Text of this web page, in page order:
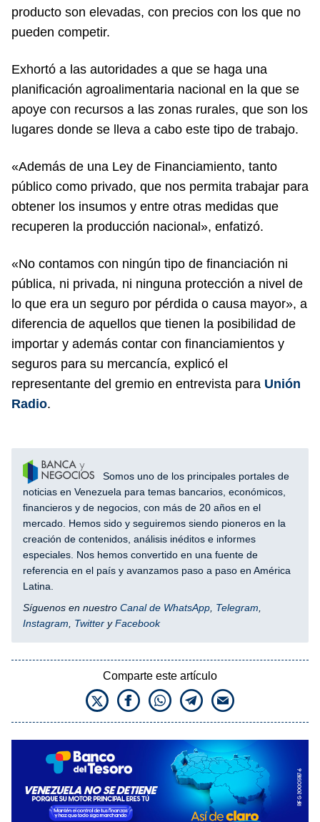
producto son elevadas, con precios con los que no
pueden competir.
Exhortó a las autoridades a que se haga una
planificación agroalimentaria nacional en la que se
apoye con recursos a las zonas rurales, que son los
lugares donde se lleva a cabo este tipo de trabajo.
«Además de una Ley de Financiamiento, tanto
público como privado, que nos permita trabajar para
obtener los insumos y entre otras medidas que
recuperen la producción nacional», enfatizó.
«No contamos con ningún tipo de financiación ni
pública, ni privada, ni ninguna protección a nivel de
lo que era un seguro por pérdida o causa mayor», a
diferencia de aquellos que tienen la posibilidad de
importar y además contar con financiamientos y
seguros para su mercancía, explicó el
representante del gremio en entrevista para Unión
Radio.
Somos uno de los principales portales de
noticias en Venezuela para temas bancarios, económicos,
financieros y de negocios, con más de 20 años en el
mercado. Hemos sido y seguiremos siendo pioneros en la
creación de contenidos, análisis inéditos e informes
especiales. Nos hemos convertido en una fuente de
referencia en el país y avanzamos paso a paso en América
Latina.
Síguenos en nuestro Canal de WhatsApp Telegram
Instagram
Twitter yFacebook
Comparte este artículo